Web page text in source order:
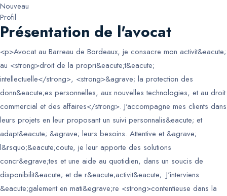
Nouveau
Profil
Présentation de l'avocat
<p>Avocat au Barreau de Bordeaux, je consacre mon activit&eacute;
au <strong>droit de la propri&eacute;t&eacute;
intellectuelle</strong>, <strong>&agrave; la protection des
donn&eacute;es personnelles, aux nouvelles technologies, et au droit
commercial et des affaires</strong>. J'accompagne mes clients dans
leurs projets en leur proposant un suivi personnalis&eacute; et
adapt&eacute; &agrave; leurs besoins. Attentive et &agrave;
l&rsquo;&eacute;coute, je leur apporte des solutions
concr&egrave;tes et une aide au quotidien, dans un soucis de
disponibilit&eacute; et de r&eacute;activit&eacute;. J'interviens
&eacute;galement en mati&egrave;re <strong>contentieuse dans la